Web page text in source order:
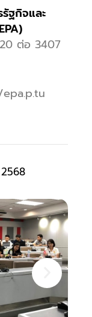
ฐกิจและ
20 ต่อ 3407